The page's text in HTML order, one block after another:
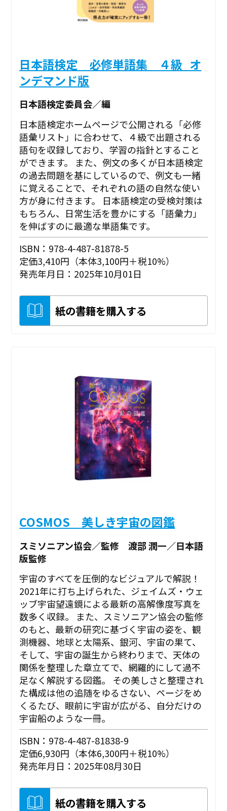
日本語検定 必修単語集 ４級_オ
ンデマンド版
日本語検定委員会／編
日本語検定ホームページで公開される「必修
語彙リスト」に合わせて、４級で出題される
語句を収録しており、学習の指針とすること
ができます。 また、例文の多くが日本語検定
の過去問題を基にしているので、例文も一緒
に覚えることで、それぞれの語の自然な使い
方が身に付きます。 日本語検定の受検対策は
もちろん、日常生活を豊かにする「語彙力」
を伸ばすのに最適な単語集です。
ISBN：978-4-487-81878-5
定価3,410円（本体3,100円＋税10%）
発売年月日：2025年10月01日
紙の書籍を購入する
COSMOS 美しき宇宙の図鑑
スミソニアン協会／監修 渡部 潤一／日本語
版監修
宇宙のすべてを圧倒的なビジュアルで解説！
2021年に打ち上げられた、ジェイムズ・ウェ
ッブ宇宙望遠鏡による最新の高解像度写真を
数多く収録。 また、スミソニアン協会の監修
のもと、最新の研究に基づく宇宙の姿を、観
測機器、地球と太陽系、銀河、宇宙の果て、
そして、宇宙の誕生から終わりまで、天体の
関係を整理した章立てで、網羅的にして過不
足なく解説する図鑑。 その美しさと整理され
た構成は他の追随をゆるさない、ページをめ
くるたび、眼前に宇宙が広がる、自分だけの
宇宙船のような一冊。
ISBN：978-4-487-81838-9
定価6,930円（本体6,300円＋税10%）
発売年月日：2025年08月30日
紙の書籍を購入する